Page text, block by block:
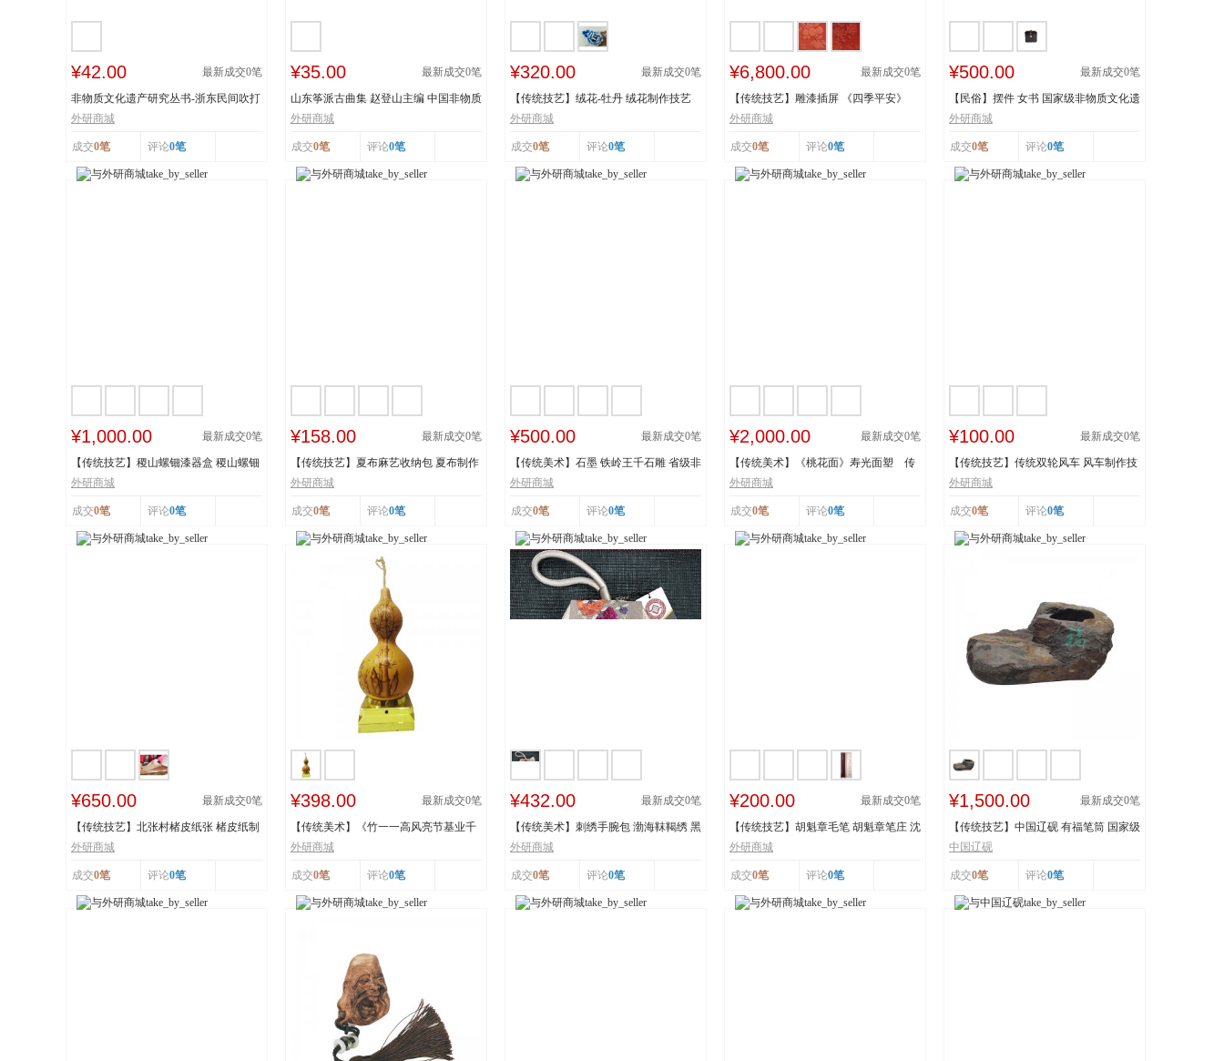
¥42.00 最新成交0笔
非物质文化遗产研究丛书-浙东民间吹打
乐研究 作...
外研商城
成交0笔 评论0笔
¥35.00 最新成交0笔
山东筝派古曲集 赵登山主编 中国非物质
文化遗产 上...
外研商城
成交0笔 评论0笔
¥320.00 最新成交0笔
【传统技艺】绒花-牡丹 绒花制作技艺
市级非物质...
外研商城
成交0笔 评论0笔
¥6,800.00 最新成交0笔
【传统技艺】雕漆插屏 《四季平安》
《繁花似锦》 ...
外研商城
成交0笔 评论0笔
¥500.00 最新成交0笔
【民俗】摆件 女书 国家级非物质文化遗
产 湖南...
外研商城
成交0笔 评论0笔
¥1,000.00 最新成交0笔
【传统技艺】稷山螺钿漆器盒 稷山螺钿
漆器髹饰技...
外研商城
成交0笔 评论0笔
¥158.00 最新成交0笔
【传统技艺】夏布麻艺收纳包 夏布制作
技艺 国家级...
外研商城
成交0笔 评论0笔
¥500.00 最新成交0笔
【传统美术】石墨 铁岭王千石雕 省级非
物质文化遗...
外研商城
成交0笔 评论0笔
¥2,000.00 最新成交0笔
【传统美术】《桃花面》寿光面塑 传
承人：王建美 市...
外研商城
成交0笔 评论0笔
¥100.00 最新成交0笔
【传统技艺】传统双轮风车 风车制作技
艺 传承人：刘...
外研商城
成交0笔 评论0笔
¥650.00 最新成交0笔
【传统技艺】北张村楮皮纸张 楮皮纸制
作技艺 国...
外研商城
成交0笔 评论0笔
¥398.00 最新成交0笔
【传统美术】《竹一一高风亮节基业千
秋》 福禄亿家...
外研商城
成交0笔 评论0笔
¥432.00 最新成交0笔
【传统美术】刺绣手腕包 渤海靺鞨绣 黑
龙江省牡丹...
外研商城
成交0笔 评论0笔
¥200.00 最新成交0笔
【传统技艺】胡魁章毛笔 胡魁章笔庄 沈
阳胡魁章制...
外研商城
成交0笔 评论0笔
¥1,500.00 最新成交0笔
【传统技艺】中国辽砚 有福笔筒 国家级
非物质文化遗...
中国辽砚
成交0笔 评论0笔